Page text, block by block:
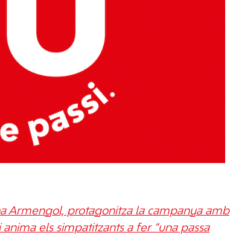
Armengol, protagonitza la campanya amb
els simpatitzants a fer “una passa